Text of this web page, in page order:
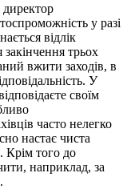
у разі
відлік
трьох
вжити заходів, в
У
своїм
часто нелегко
настає чиста
Крім того до
наприклад, за